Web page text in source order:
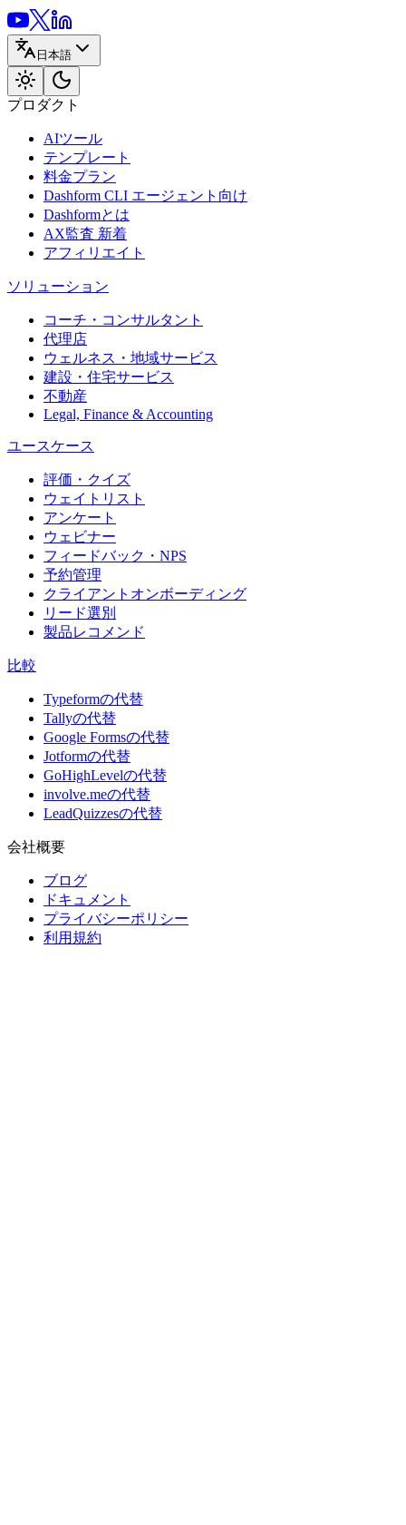
日本語
プロダクト
AIツール
テンプレート
料金プラン
Dashform CLI エージェント向け
Dashformとは
AX監査 新着
アフィリエイト
ソリューション
コーチ・コンサルタント
代理店
ウェルネス・地域サービス
建設・住宅サービス
不動産
Legal, Finance & Accounting
ユースケース
評価・クイズ
ウェイトリスト
アンケート
ウェビナー
フィードバック・NPS
予約管理
クライアントオンボーディング
リード選別
製品レコメンド
比較
Typeformの代替
Tallyの代替
Google Formsの代替
Jotformの代替
GoHighLevelの代替
involve.meの代替
LeadQuizzesの代替
会社概要
ブログ
ドキュメント
プライバシーポリシー
利用規約